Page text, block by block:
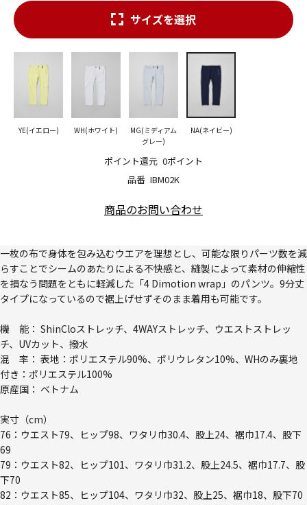
品番 IBM02K
ポイント還元 0ポイント
サイズを選択
YE(イエロー) WH(ホワイト)
MG(ミディアム
グレー)
NA(ネイビー)
商品のお問い合わせ
一枚の布で身体を包み込むウエアを理想とし、可能な限りパーツ数を減
らすことでシームのあたりによる不快感と、縫製によって素材の伸縮性
を損なう問題をともに軽減した「4 Dimotion wrap」のパンツ。9分丈
タイプになっているので裾上げせずそのまま着用も可能です。
機 能： ShinCloストレッチ、4WAYストレッチ、ウエストストレッ
チ、UVカット、撥水
混 率： 表地：ポリエステル90%、ポリウレタン10%、WHのみ裏地
付き：ポリエステル100%
原産国： ベトナム
実寸（cm）
76：ウエスト79、ヒップ98、ワタリ巾30.4、股上24、裾巾17.4、股下
69
79：ウエスト82、ヒップ101、ワタリ巾31.2、股上24.5、裾巾17.7、股
下70
82：ウエスト85、ヒップ104、ワタリ巾32、股上25、裾巾18、股下70